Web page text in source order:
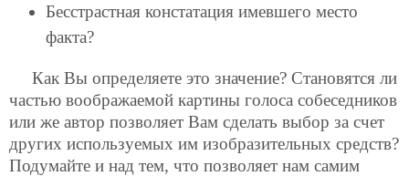
Бесстрастная констатация имевшего место
факта?
Как Вы определяете это значение? Становятся ли
частью воображаемой картины голоса собеседников
или же автор позволяет Вам сделать выбор за счет
других используемых им изобразительных средств?
Подумайте и над тем, что позволяет нам самим